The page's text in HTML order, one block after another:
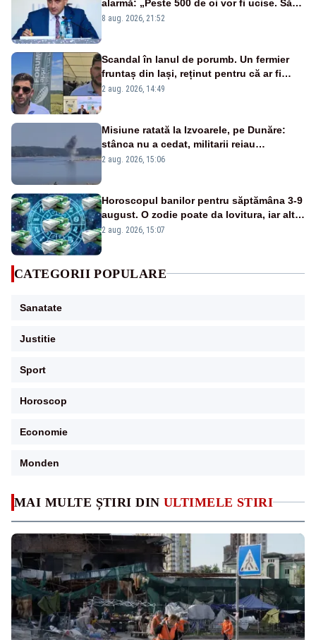
MAI MULTE ȘTIRI DIN ULTIMELE STIRI
alarmă: „Peste 500 de oi vor fi ucise. Să
vedem dacă ciobanii vor fi despăgubiți”
8 aug. 2026, 21:52
Scandal în lanul de porumb. Un fermier
fruntaș din Iași, reținut pentru că ar fi
bătut un bărbat prins la furat
2 aug. 2026, 14:49
Misiune ratată la Izvoarele, pe Dunăre:
stânca nu a cedat, militarii reiau
detonările luni – VIDEO
2 aug. 2026, 15:06
Horoscopul banilor pentru săptămâna 3-9
august. O zodie poate da lovitura, iar alta
riscă să piardă bani dintr-o decizie pripită
2 aug. 2026, 15:07
CATEGORII POPULARE
Sanatate
Justitie
Sport
Horoscop
Economie
Monden